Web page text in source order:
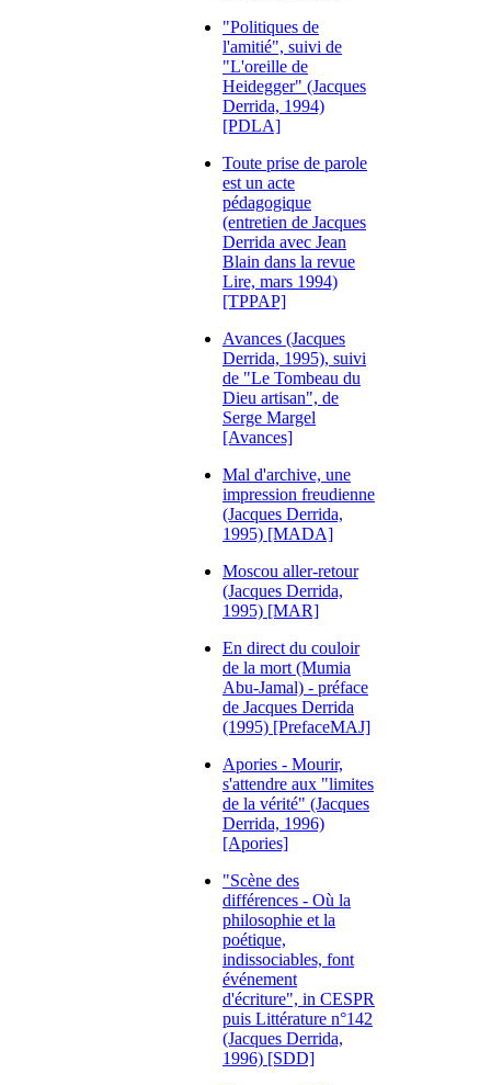
"Politiques de
l'amitié", suivi de
"L'oreille de
Heidegger" (Jacques
Derrida, 1994)
[PDLA]
Toute prise de parole
est un acte
pédagogique
(entretien de Jacques
Derrida avec Jean
Blain dans la revue
Lire, mars 1994)
[TPPAP]
Avances (Jacques
Derrida, 1995), suivi
de "Le Tombeau du
Dieu artisan", de
Serge Margel
[Avances]
Mal d'archive, une
impression freudienne
(Jacques Derrida,
1995) [MADA]
Moscou aller-retour
(Jacques Derrida,
1995) [MAR]
En direct du couloir
de la mort (Mumia
Abu-Jamal) - préface
de Jacques Derrida
(1995) [PrefaceMAJ]
Apories - Mourir,
s'attendre aux "limites
de la vérité" (Jacques
Derrida, 1996)
[Apories]
"Scène des
différences - Où la
philosophie et la
poétique,
indissociables, font
événement
d'écriture", in CESPR
puis Littérature n°142
(Jacques Derrida,
1996) [SDD]